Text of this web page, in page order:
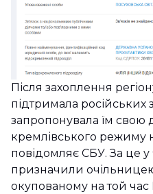
Після захоплення
підтримала російських
запропонувала їм
кремлівського режиму
повідомляє СБУ. За це у
призначили очільницею
окупованому на той час